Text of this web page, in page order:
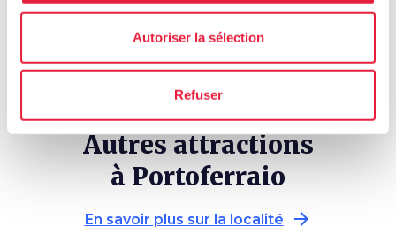
Autoriser la sélection
Refuser
Autres attractions
à Portoferraio
En savoir plus sur la localité arrow_forward